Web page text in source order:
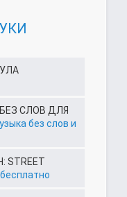
СЛОВ ДЛЯ
без слов и
STREET